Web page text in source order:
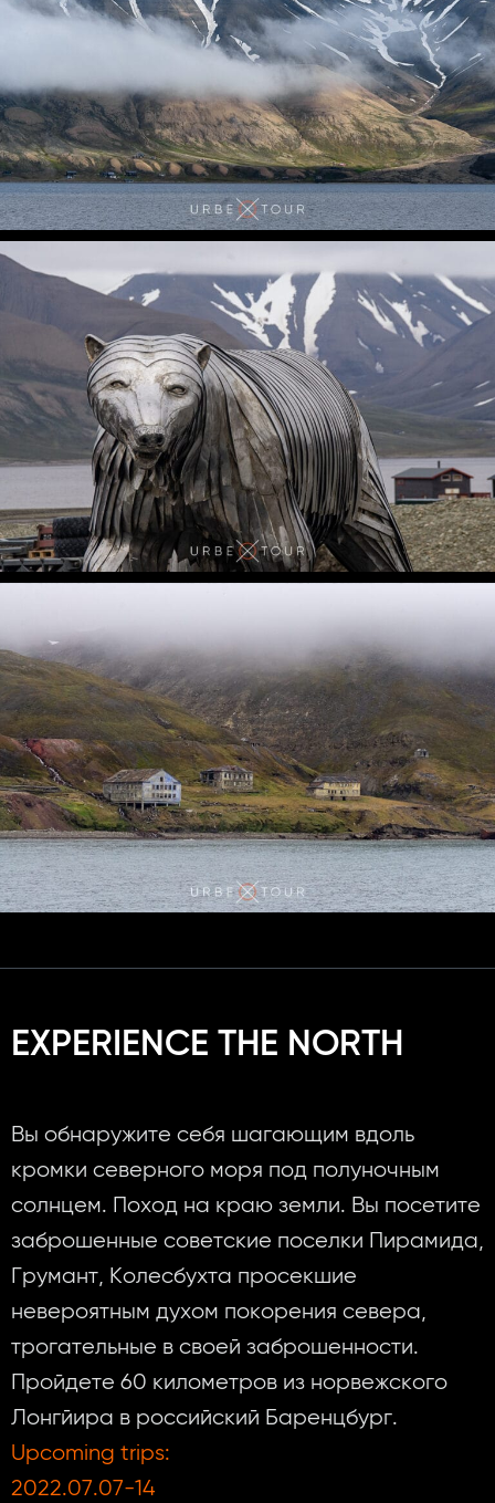
EXPERIENCE THE NORTH
Вы обнаружите себя шагающим вдоль
кромки северного моря под полуночным
солнцем. Поход на краю земли. Вы посетите
заброшенные советские поселки Пирамида,
Грумант, Колесбухта просекшие
невероятным духом покорения севера,
трогательные в своей заброшенности.
Пройдете 60 километров из норвежского
Лонгйира в российский Баренцбург.
Upcoming trips:
2022.07.07-14